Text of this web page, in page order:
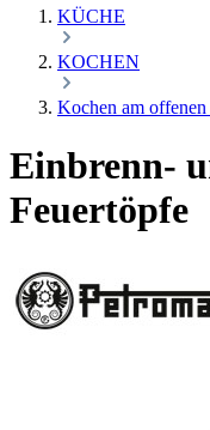
KÜCHE
KOCHEN
Kochen am offenen
Einbrenn-
Feuertöpfe